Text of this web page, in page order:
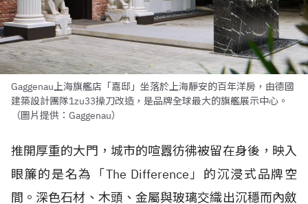
Gaggenau上海旗艦店「嘉邸」坐落於上海靜安的百年洋房，由德國
建築設計團隊1zu33操刀改造，是品牌全球最大的旗艦展示中心。
（圖片提供：Gaggenau）
推開厚重的大門，城市的喧囂彷彿被留在身後，映入
眼簾的是名為「The Difference」的沉浸式品牌空
間。深色石材、木頭、金屬與玻璃交織出沉穩而內斂